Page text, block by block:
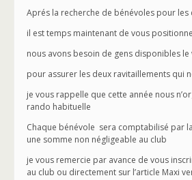
Aprés la recherche de bénévoles pour les
il est temps maintenant de vous
nous avons besoin de gens disponibles
pour assurer les deux ravitaillements qui
je vous rappelle que cette année nous
rando habituelle
Chaque bénévole sera comptabilisé par
une somme non négligeable au club
je vous remercie par avance de vous
au club ou directement sur l’article Maxi